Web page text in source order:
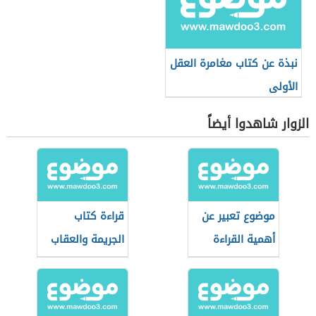
نبذة عن كتاب مغامرة العقل
الأولى
الزوار شاهدوا أيضاً
موضوع تعبير عن
أهمية القراءة
قراءة كتاب
الجريمة والعقاب